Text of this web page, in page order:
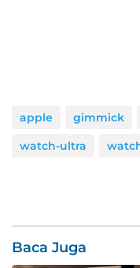
apple gimmick
watch-ultra
Baca Juga